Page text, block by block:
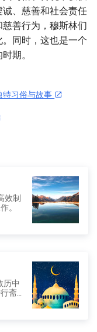
、慈善和社会责任
善行为，穆斯林们
同时，这也是一个
期。
习俗与故事
效制
。
斋